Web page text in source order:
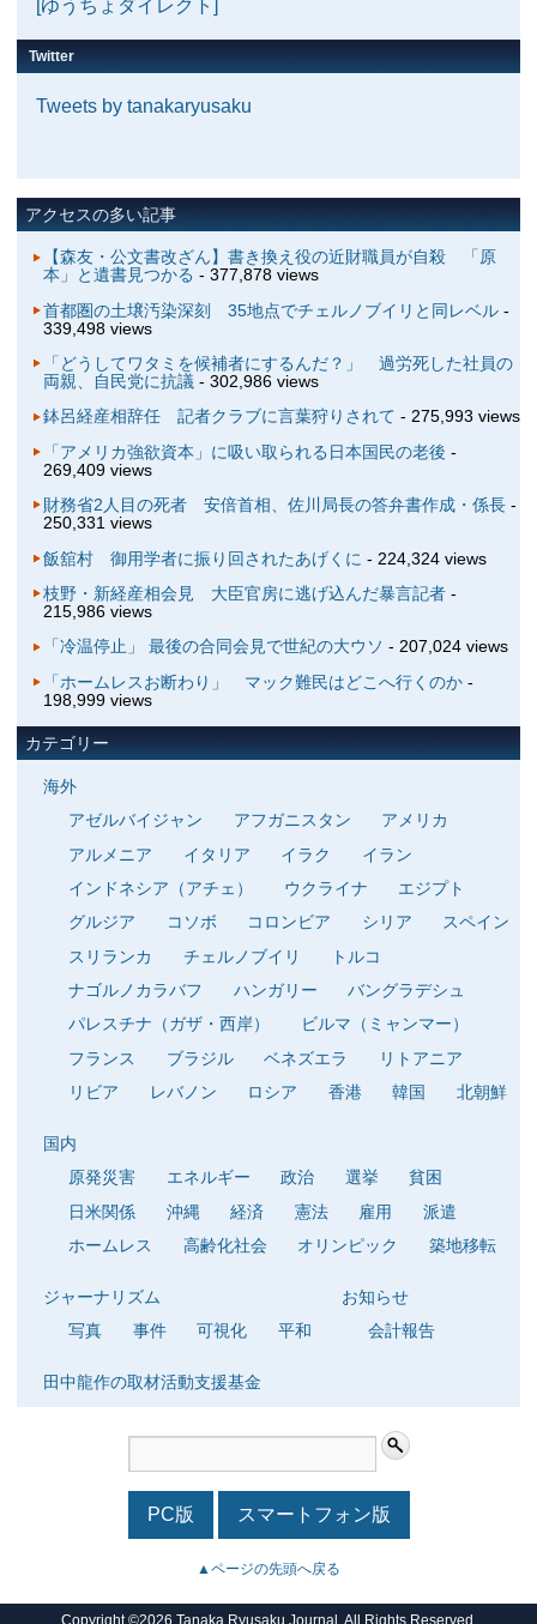
[ゆうちょダイレクト]
Twitter
Tweets by tanakaryusaku
アクセスの多い記事
【森友・公文書改ざん】書き換え役の近財職員が自殺 「原
本」と遺書見つかる - 377,878 views
首都圏の土壌汚染深刻 35地点でチェルノブイリと同レベル-
339,498 views
「どうしてワタミを候補者にするんだ？」 過労死した社員の
両親、自民党に抗議 - 302,986 views
鉢呂経産相辞任 記者クラブに言葉狩りされて - 275,993 views
「アメリカ強欲資本」に吸い取られる日本国民の老後 -
269,409 views
財務省2人目の死者 安倍首相、佐川局長の答弁書作成・係長-
250,331 views
飯舘村 御用学者に振り回されたあげくに - 224,324 views
枝野・新経産相会見 大臣官房に逃げ込んだ暴言記者-
215,986 views
「冷温停止」 最後の合同会見で世紀の大ウソ - 207,024 views
「ホームレスお断わり」 マック難民はどこへ行くのか-
198,999 views
カテゴリー
海外
アゼルバイジャン
アフガニスタン
アメリカ
アルメニア
イタリア イラク
イラン
インドネシア（アチェ）
ウクライナ
エジプト
グルジア
コソボ コロンビア シリア
スペイン
スリランカ
チェルノブイリ
トルコ
ナゴルノカラバフ
ハンガリー
バングラデシュ
パレスチナ（ガザ・西岸）
ビルマ（ミャンマー）
フランス
ブラジル ベネズエラ
リトアニア
リビア
レバノン ロシア 香港 韓国 北朝鮮
国内
原発災害
エネルギー 政治 選挙
貧困
日米関係
沖縄 経済 憲法 雇用
派遣
ホームレス
高齢化社会 オリンピック 築地移転
ジャーナリズム
写真
事件 可視化 平和
お知らせ
会計報告
田中龍作の取材活動支援基金
PC版 スマートフォン版
▲ページの先頭へ戻る